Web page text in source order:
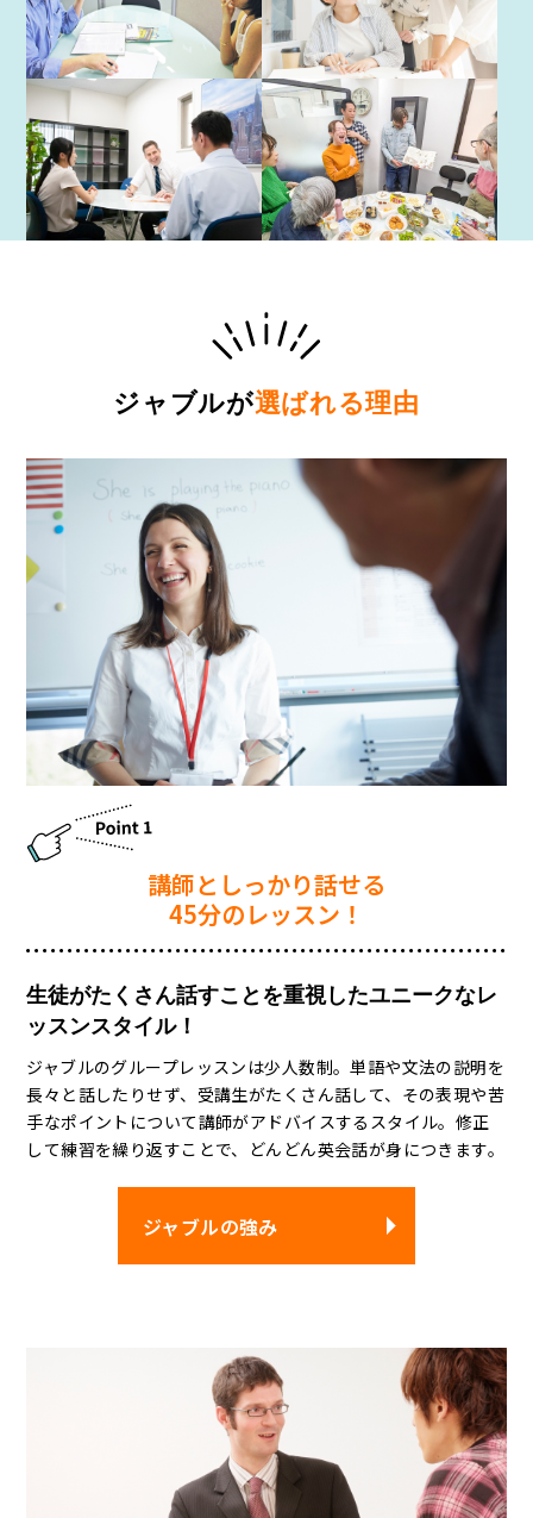
ジャブルが選ばれる理由
講師としっかり話せる
45分のレッスン！
生徒がたくさん話すことを重視したユニークなレ
ッスンスタイル！
ジャブルのグループレッスンは少人数制。単語や文法の説明を
長々と話したりせず、受講生がたくさん話して、その表現や苦
手なポイントについて講師がアドバイスするスタイル。修正
して練習を繰り返すことで、どんどん英会話が身につきます。
ジャブルの強み